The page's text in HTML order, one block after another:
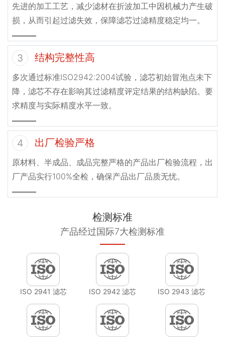
先进的加工工艺，减少滤材在折波加工中因机械力产生破
损，从而引起过滤失效，保障滤芯过滤精度稳定均一。
3 结构完整性高
多次通过标准ISO2942:2004试验，滤芯初始冒泡点未下
降，滤芯不存在影响其过滤精度评定结果的结构缺陷。要
求精度与实际精度水平一致。
4 出厂检验严格
原材料、半成品、成品完整严格的产品出厂检验流程，出
厂产品实行100%全检，确保产品出厂品质无忧。
检测标准
产品经过国际7大检测标准
ISO 2941 滤芯 ISO 2942 滤芯 ISO 2943 滤芯